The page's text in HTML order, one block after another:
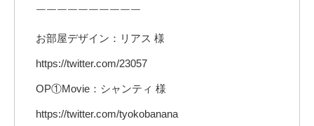
￣￣￣￣￣￣￣￣￣￣
お部屋デザイン：リアス 様
https://twitter.com/23057
OP①Movie：シャンティ 様
https://twitter.com/tyokobanana